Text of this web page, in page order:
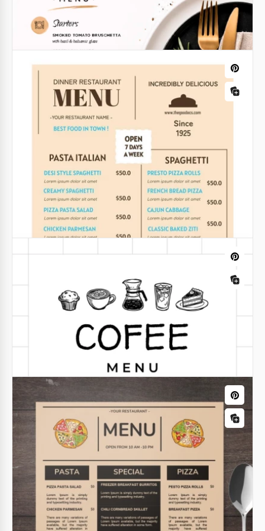
Menú del Restaurante de Cenas
Vintage
Retrocede en el tiempo con la plantilla del menú de
restaurante Vintage Dinner. Este diseño captura el
encanto de tiempos pasados, ofreciendo un toque
nostálgico a tu experiencia gastronómica.